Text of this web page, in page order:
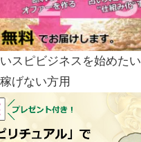
スピビジネスを始めたい
げない方用